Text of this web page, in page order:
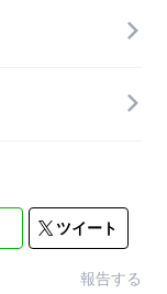
ツイート
報告する